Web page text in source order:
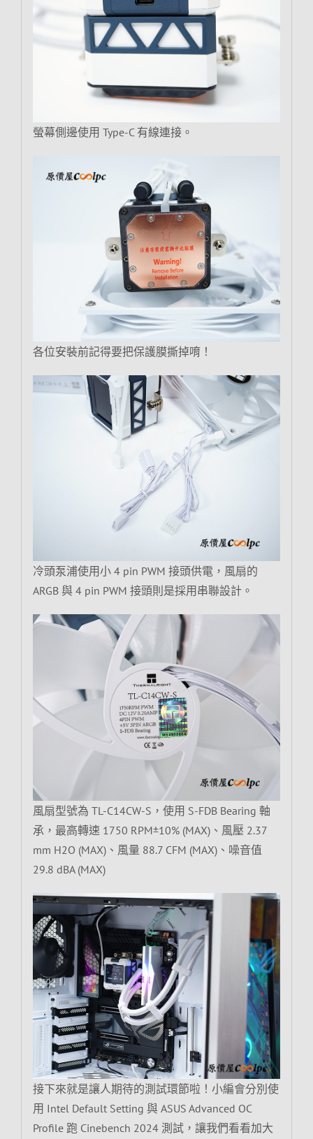
螢幕側邊使用 Type-C 有線連接。
各位安裝前記得要把保護膜撕掉唷！
冷頭泵浦使用小 4 pin PWM 接頭供電，風扇的
ARGB 與 4 pin PWM 接頭則是採用串聯設計。
風扇型號為 TL-C14CW-S，使用 S-FDB Bearing 軸
承，最高轉速 1750 RPM±10% (MAX)、風壓 2.37
mm H2O (MAX)、風量 88.7 CFM (MAX)、噪音值
29.8 dBA (MAX)
接下來就是讓人期待的測試環節啦！小編會分別使
用 Intel Default Setting 與 ASUS Advanced OC
Profile 跑 Cinebench 2024 測試，讓我們看看加大